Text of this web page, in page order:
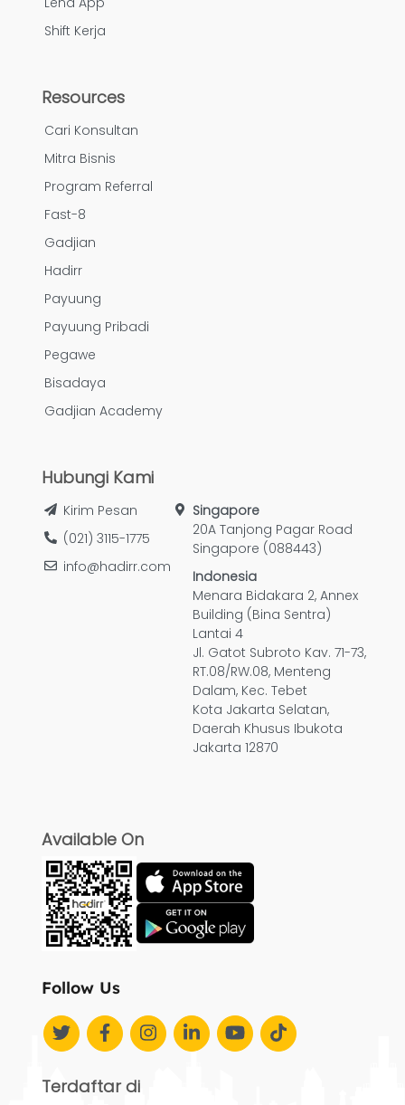
Shift Kerja
Resources
Cari Konsultan
Mitra Bisnis
Program Referral
Fast-8
Gadjian
Hadirr
Payuung
Payuung Pribadi
Pegawe
Bisadaya
Gadjian Academy
Hubungi Kami
Kirim Pesan
(021) 3115-1775
info@hadirr.com
Singapore
20A Tanjong Pagar Road
Singapore (088443)
Indonesia
Menara Bidakara 2, Annex
Building (Bina Sentra)
Lantai 4
Jl. Gatot Subroto Kav. 71-73,
RT.08/RW.08, Menteng
Dalam, Kec. Tebet
Kota Jakarta Selatan,
Daerah Khusus Ibukota
Jakarta 12870
Available On
Follow Us
Terdaftar di